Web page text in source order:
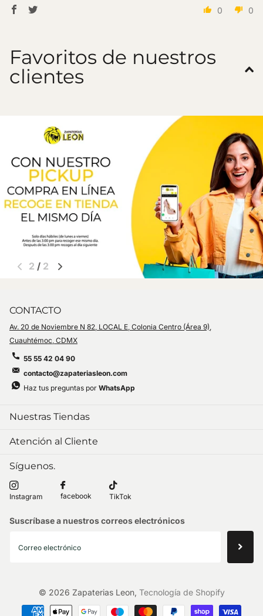
0 0
Favoritos de nuestros
clientes
2 / 2
Nuestras Tiendas
Atención al Cliente
CONTACTO
Av. 20 de Noviembre N 82, LOCAL E, Colonia Centro (Área 9),
Cuauhtémoc, CDMX
55 55 42 04 90
contacto@zapateriasleon.com
Haz tus preguntas por WhatsApp
Síguenos.
Instagram facebook TikTok
Suscríbase a nuestros correos electrónicos
© 2026 Zapaterias Leon, Tecnología de Shopify